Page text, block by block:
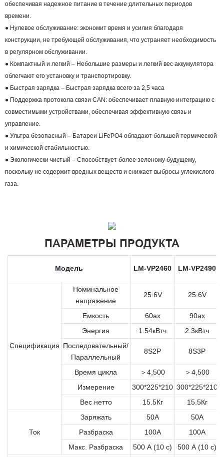
обеспечивая надежное питание в течение длительных периодов
времени.
● Нулевое обслуживание: экономит время и усилия благодаря
конструкции, не требующей обслуживания, что устраняет необходимость
в регулярном обслуживании.
● Компактный и легкий – Небольшие размеры и легкий вес аккумулятора
облегчают его установку и транспортировку.
● Быстрая зарядка – Быстрая зарядка всего за 2,5 часа
● Поддержка протокола связи CAN: обеспечивает плавную интеграцию с
совместимыми устройствами, обеспечивая эффективную связь и
управление.
● Ультра безопасный – Батареи LiFePO4 обладают большей термической
и химической стабильностью.
● Экологически чистый – Способствует более зеленому будущему,
поскольку не содержит вредных веществ и снижает выбросы углекислого
газа.
ПАРАМЕТРЫ ПРОДУКТА
Модель LM-VP2460 LM-VP2490
Спецификация
Номинальное
напряжение
25.6V 25.6V
Емкость 60ах
90ах
Энергия
1.54кВтч
2.3кВтч
Последовательный/
Параллельный
8S2P 8S3P
Время цикла ＞4,500
＞4,500
Измерение
300*225*210 300*225*210
Вес нетто
15.5Кг 15.5Кг
Ток
Заряжать 50A
50A
Разбраска
100A
100A
Макс. Разбраска
500 А (10 с) 500 А (10 с)